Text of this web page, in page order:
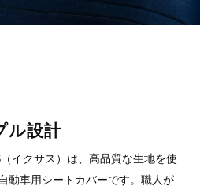
ル設計
イクサス）は、高品質な生地を使
動車用シートカバーです。職人が